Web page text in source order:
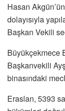
Hasan
dolayısıyla
Başkan Vekili
Büyükçekmece
Başkanvekili
binasındaki
Eraslan, 5393